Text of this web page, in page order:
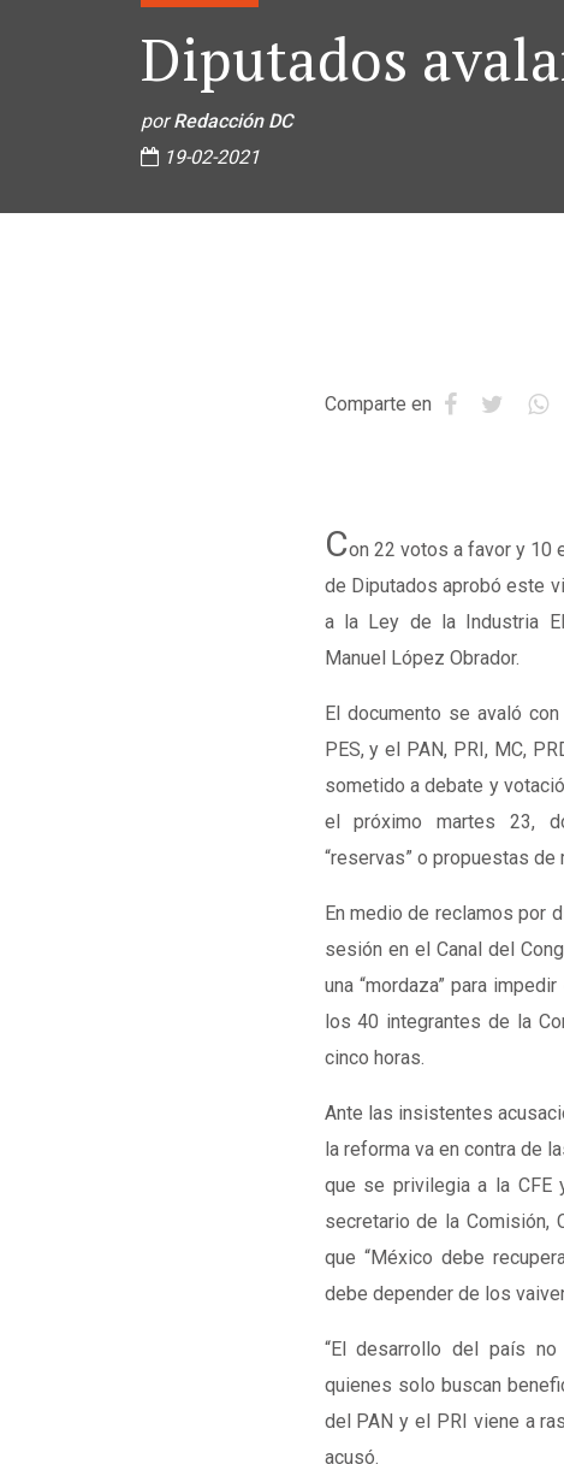
Diputados
porRedacción DC
19-02-2021
Comparte en
Con 22 votos a favor y 10
de Diputados aprobó este
a la Ley de la Industria
Manuel López Obrador.
El documento se avaló
PES, y el PAN, PRI, MC,
sometido a debate y
el próximo martes 23,
“reservas” o propuestas
En medio de reclamos por
sesión en el Canal del
una “mordaza” para
los 40 integrantes de la
cinco horas.
Ante las insistentes
la reforma va en contra de
que se privilegia a la CFE
secretario de la Comisión,
que “México debe
debe depender de los
“El desarrollo del país
quienes solo buscan
del PAN y el PRI viene a
acusó.